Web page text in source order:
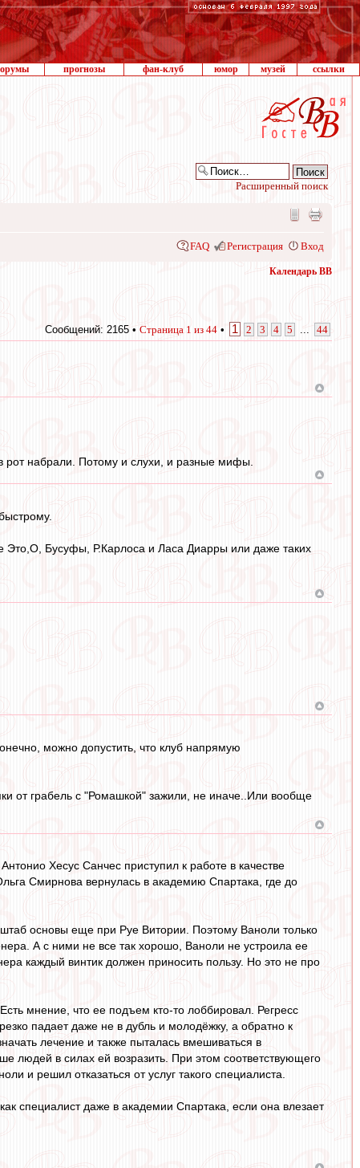
прогнозы фан-клуб юмор музей ссылки
Расширенный поиск
FAQ Регистрация Вход
Календарь ВВ
Сообщений: 2165 • Страница 1 из 44 • 1 2 3 4 5 44
рот набрали. Потому и слухи, и разные мифы.
Это,О, Бусуфы, Р.Карлоса и Ласа Диарры или даже таких
можно допустить, что клуб напрямую
от грабель с "Ромашкой" зажили, не иначе..Или вообще
Хесус Санчес приступил к работе в качестве
Смирнова вернулась в академию Спартака, где до
основы еще при Руе Витории. Поэтому Ваноли только
А с ними не все так хорошо, Ваноли не устроила ее
каждый винтик должен приносить пользу. Но это не про
мнение, что ее подъем кто-то лоббировал. Регресс
падает даже не в дубль и молодёжку, а обратно к
лечение и также пыталась вмешиваться в
людей в силах ей возразить. При этом соответствующего
и решил отказаться от услуг такого специалиста.
специалист даже в академии Спартака, если она влезает